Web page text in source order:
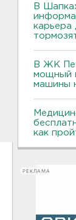
В
карьера
В ЖК
мощный
машины
как
РЕКЛАМА